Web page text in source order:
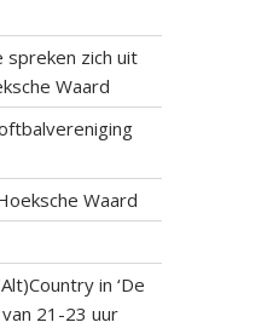
spreken zich uit
Waard
Waard
in ‘De
21-23 uur